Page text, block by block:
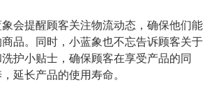
会提醒顾客关注物流动态，确保他们能
品。同时，小蓝象也不忘告诉顾客关于
护小贴士，确保顾客在享受产品的同
延长产品的使用寿命。